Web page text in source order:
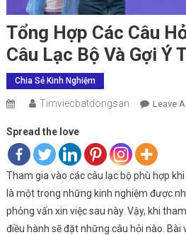
Tổng Hợp Các Câu
Câu Lạc Bộ Và Gợi Ý
Chia Sẻ Kinh Nghiệm
Timviecbatdongsan Leave
Spread the love
Tham gia vào các câu lạc bộ phù hợp
là một trong những kinh nghiệm được
phỏng vấn xin việc sau này. Vậy, khi
điều hành sẽ đặt những câu hỏi nào. Bài